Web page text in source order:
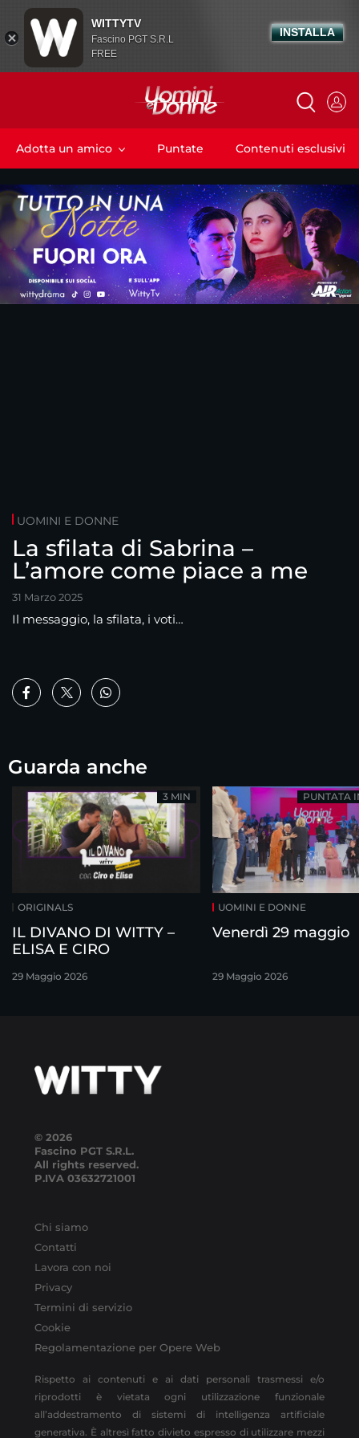
Adotta un amico Puntate Contenuti esclusivi
UOMINI E DONNE
La sfilata di Sabrina –
L’amore come piace a me
31 Marzo 2025
Il messaggio, la sfilata, i voti…
Guarda anche
ORIGINALS
IL DIVANO DI WITTY –
ELISA E CIRO
29 Maggio 2026
3 MIN
UOMINI E DONNE
Venerdì 29 maggio
29 Maggio 2026
PUNTATA
© 2026
Fascino PGT S.R.L.
All rights reserved.
P.IVA 03632721001
Chi siamo
Contatti
Lavora con noi
Privacy
Termini di servizio
Cookie
Regolamentazione per Opere Web
Rispetto ai contenuti e ai dati personali trasmessi e/o
riprodotti è vietata ogni utilizzazione funzionale
all’addestramento di sistemi di intelligenza artificiale
generativa. È altresì fatto divieto espresso di utilizzare mezzi
WITTYTV
Fascino PGT S.R.L
FREE
INSTALLA